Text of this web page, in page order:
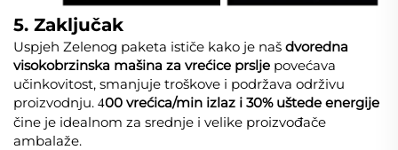
5. Zaključak
Uspjeh Zelenog paketa ističe kako je naš dvoredna
visokobrzinska mašina za vrećice prslje povećava
učinkovitost, smanjuje troškove i podržava održivu
proizvodnju. 400 vrećica/min izlaz i 30% uštede energije
čine je idealnom za srednje i velike proizvođače
ambalaže.